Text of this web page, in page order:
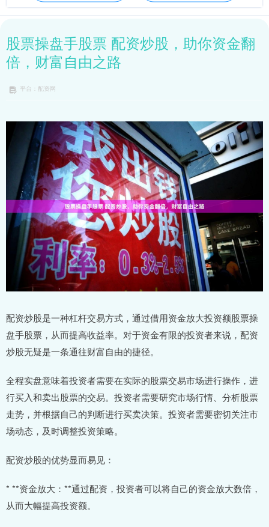
股票操盘手股票 配资炒股，助你资金翻
倍，财富自由之路
平台：配资网
配资炒股是一种杠杆交易方式，通过借用资金放大投资额股票操
盘手股票，从而提高收益率。对于资金有限的投资者来说，配资
炒股无疑是一条通往财富自由的捷径。
全程实盘意味着投资者需要在实际的股票交易市场进行操作，进
行买入和卖出股票的交易。投资者需要研究市场行情、分析股票
走势，并根据自己的判断进行买卖决策。投资者需要密切关注市
场动态，及时调整投资策略。
配资炒股的优势显而易见：
* **资金放大：**通过配资，投资者可以将自己的资金放大数倍，
从而大幅提高投资额。